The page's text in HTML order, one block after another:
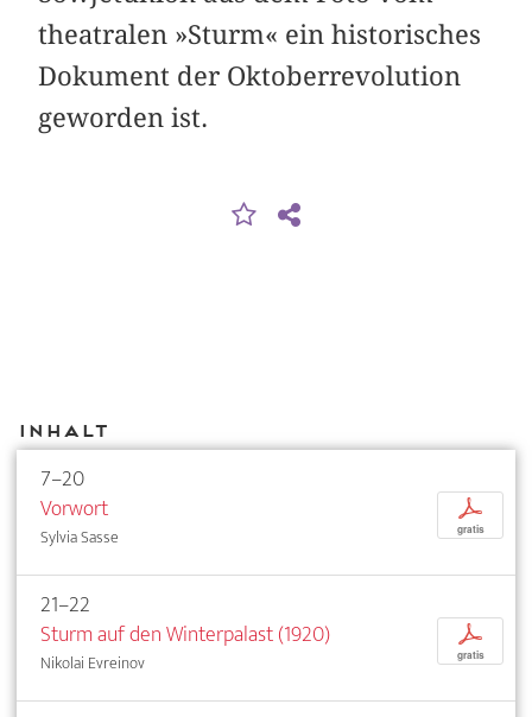
theatralen »Sturm« ein historisches
Dokument der Oktober­revolution
geworden ist.
Inhalt
7–20
Vorwort
Sylvia Sasse
p
gratis
21–22
Sturm auf den Winterpalast (1920)
Nikolai Evreinov
p
gratis